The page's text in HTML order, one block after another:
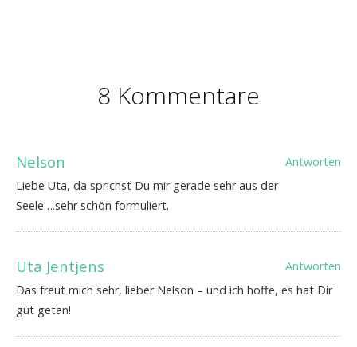
8 Kommentare
Nelson
Antworten
Liebe Uta, da sprichst Du mir gerade sehr aus der
Seele….sehr schön formuliert.
Uta Jentjens
Antworten
Das freut mich sehr, lieber Nelson – und ich hoffe, es hat Dir
gut getan!